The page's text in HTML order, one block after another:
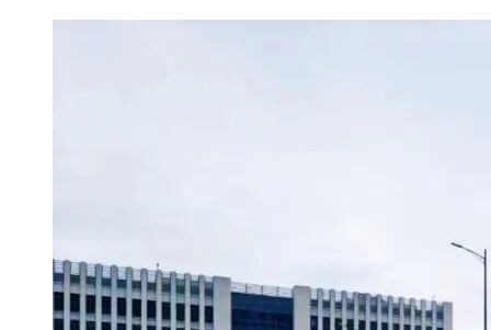
录】处登录；
b）“项目报名及标书制作”方式请按照【深圳地铁智能招采管
理平台-常见问题-供应商